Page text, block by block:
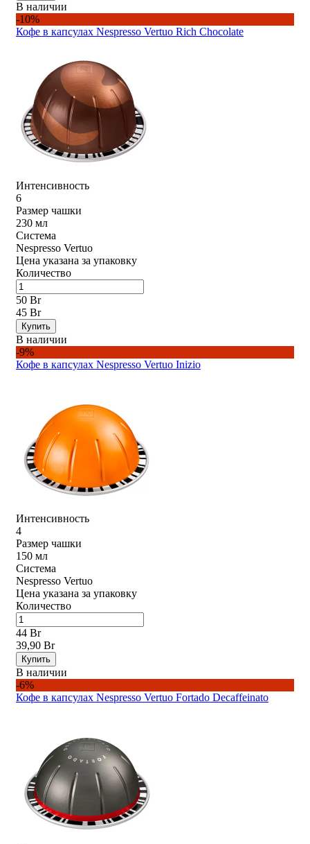
В наличии
-10%
Кофе в капсулах Nespresso Vertuo Rich Chocolate
Интенсивность
6
Размер чашки
230 мл
Система
Nespresso Vertuo
Цена указана за упаковку
Количество
50 Br
45 Br
Купить
В наличии
-9%
Кофе в капсулах Nespresso Vertuo Inizio
Интенсивность
4
Размер чашки
150 мл
Система
Nespresso Vertuo
Цена указана за упаковку
Количество
44 Br
39,90 Br
Купить
В наличии
-6%
Кофе в капсулах Nespresso Vertuo Fortado Decaffeinato